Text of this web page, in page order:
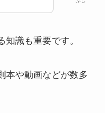
知識も重要です。
本や動画などが数多